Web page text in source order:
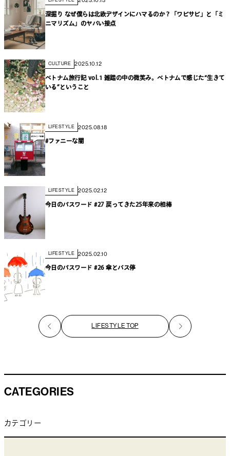
深掘り なぜ僕らは北欧デザインにハマるのか？「ワビサビ」と「ミ
ニマリズム」のヤバい接点
CULTURE 2025.10.12
ベトナム旅行記 vol.1 雑踏の中の微笑み。ベトナムで感じた“生きて
いる”ということ
LIFESTYLE 2025.08.18
#ファニーな闇
LIFESTYLE 2025.02.12
今日のパスワード #27 戻ってきた25年来の相棒
LIFESTYLE 2025.02.10
今日のパスワード #26 傘とバス停
LIFESTYLE TOP
CATEGORIES
カテゴリー